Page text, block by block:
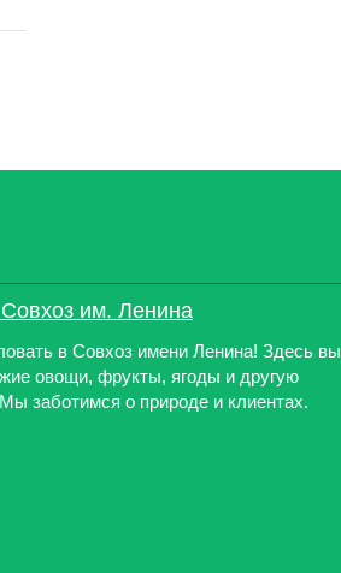
им. Ленина
в Совхоз имени Ленина! Здесь вы
овощи, фрукты, ягоды и другую
заботимся о природе и клиентах.